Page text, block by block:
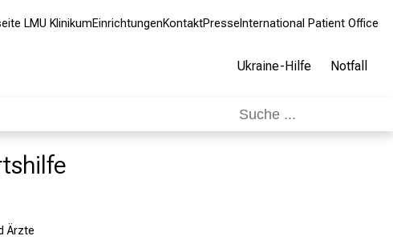
LMU KlinikumEinrichtungenKontaktPresse International Patient Office
Ukraine-Hilfe Notfall
Ärzte